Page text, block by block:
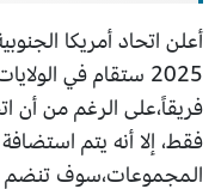
أعلن اتحاد أمريكا
فقط، إلا أنه يتم